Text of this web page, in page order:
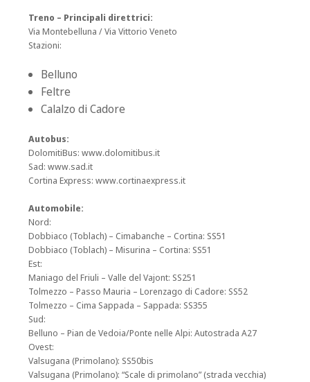
Treno – Principali direttrici:
Via Montebelluna / Via Vittorio Veneto
Stazioni:
Belluno
Feltre
Calalzo di Cadore
Autobus:
DolomitiBus: www.dolomitibus.it
Sad: www.sad.it
Cortina Express: www.cortinaexpress.it
Automobile:
Nord:
Dobbiaco (Toblach) – Cimabanche – Cortina: SS51
Dobbiaco (Toblach) – Misurina – Cortina: SS51
Est:
Maniago del Friuli – Valle del Vajont: SS251
Tolmezzo – Passo Mauria – Lorenzago di Cadore: SS52
Tolmezzo – Cima Sappada – Sappada: SS355
Sud:
Belluno – Pian de Vedoia/Ponte nelle Alpi: Autostrada A27
Ovest:
Valsugana (Primolano): SS50bis
Valsugana (Primolano): “Scale di primolano” (strada vecchia)